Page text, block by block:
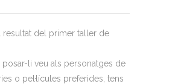
resultat del primer taller de
posar-li veu als personatges de
o pel·lícules preferides, tens